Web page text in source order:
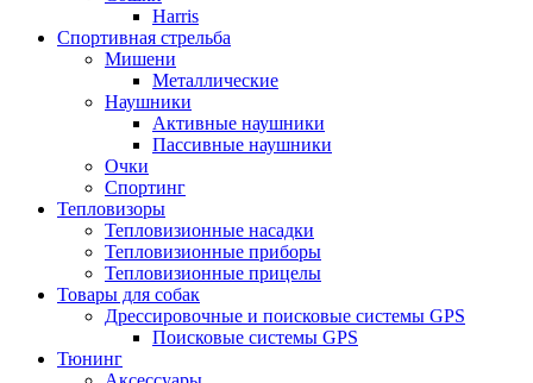
Harris
Спортивная стрельба
Мишени
Металлические
Наушники
Активные наушники
Пассивные наушники
Очки
Спортинг
Тепловизоры
Тепловизионные насадки
Тепловизионные приборы
Тепловизионные прицелы
Товары для собак
Дрессировочные и поисковые системы GPS
Поисковые системы GPS
Тюнинг